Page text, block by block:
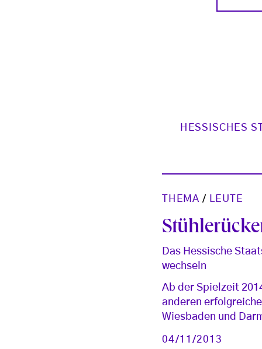
HESSISCHES
THEMA / LEUTE
Das Hessische
wechseln
Ab der Spielzeit
anderen
Wiesbaden und
04/11/2013